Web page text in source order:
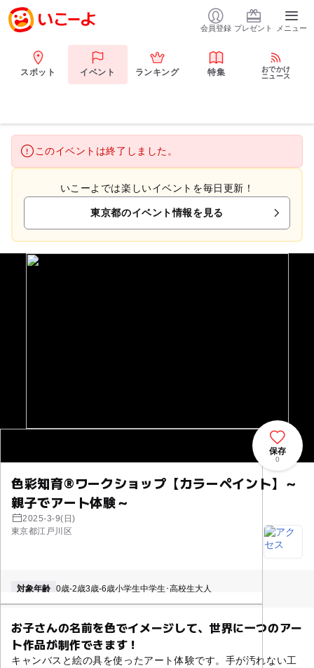
会員登録 プレゼント メニュー
スポット イベント ランキング 特集
おでかけ
ニュース
このイベントは終了しました。
いこーよでは楽しいイベントを毎日更新！
東京都のイベント情報を見る
色彩知育®ワークショップ【カラーペイント】～
親子でアート体験～
2025-3-9(日)
東京都江戸川区
保存
0
対象年齢 0歳-2歳3歳-6歳小学生中学生･高校生大人
お子さんの名前を色でイメージして、世界に一つのアー
ト作品が制作できます！
キャンバスと絵の具を使ったアート体験です。手が汚れない工